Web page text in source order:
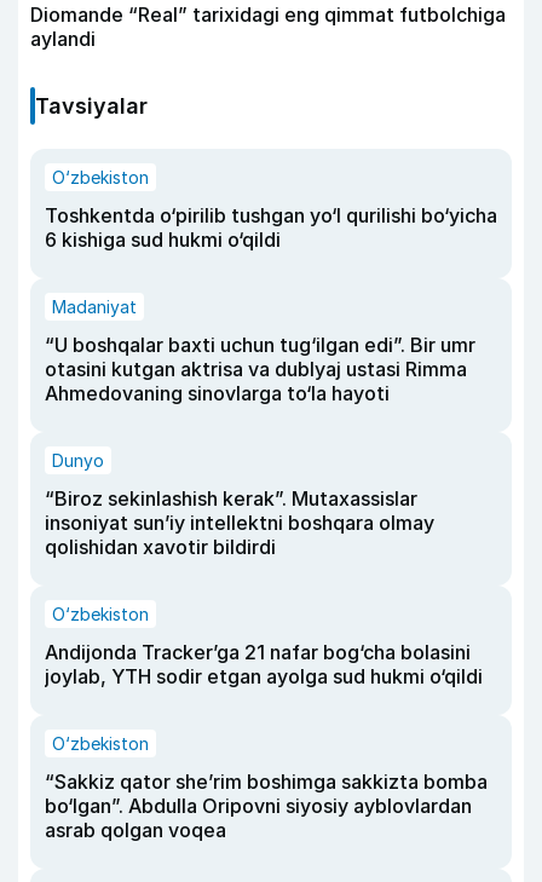
Diomande “Real” tarixidagi eng qimmat futbolchiga
aylandi
Tavsiyalar
O‘zbekiston
Toshkentda o‘pirilib tushgan yo‘l qurilishi bo‘yicha
6 kishiga sud hukmi o‘qildi
Madaniyat
“U boshqalar baxti uchun tug‘ilgan edi”. Bir umr
otasini kutgan aktrisa va dublyaj ustasi Rimma
Ahmedovaning sinovlarga to‘la hayoti
Dunyo
“Biroz sekinlashish kerak”. Mutaxassislar
insoniyat sun’iy intellektni boshqara olmay
qolishidan xavotir bildirdi
O‘zbekiston
Andijonda Tracker’ga 21 nafar bog‘cha bolasini
joylab, YTH sodir etgan ayolga sud hukmi o‘qildi
O‘zbekiston
“Sakkiz qator she’rim boshimga sakkizta bomba
bo‘lgan”. Abdulla Oripovni siyosiy ayblovlardan
asrab qolgan voqea